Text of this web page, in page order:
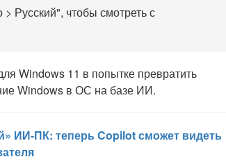
Русский", чтобы смотреть с
Windows 11 в попытке превратить
Windows в ОС на базе ИИ.
ИИ-ПК: теперь Copilot сможет видеть